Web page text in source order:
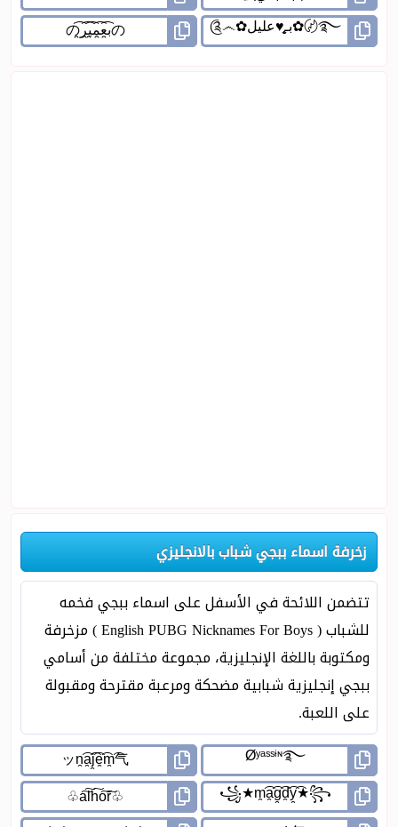
زخرفة اسماء ببجي شباب بالانجليزي
تتضمن اللائحة في الأسفل على اسماء ببجي فخمه
للشباب ( English PUBG Nicknames For Boys ) مزخرفة
ومكتوبة باللغة الإنجليزية، مجموعة مختلفة من أسامي
ببجي إنجليزية شبابية مضحكة ومرعبة مقترحة ومقبولة
على اللعبة.